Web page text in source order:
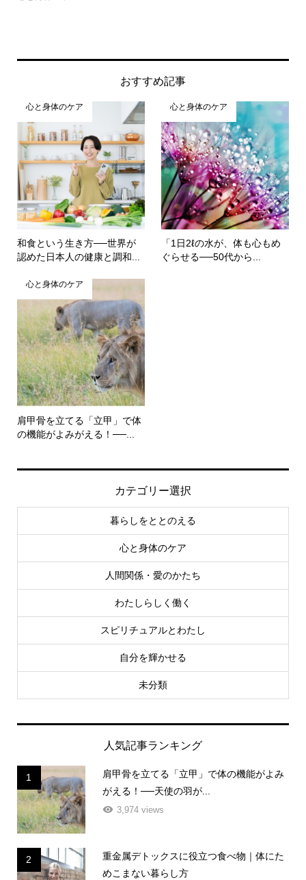
和食という生き方──世界が
認めた日本人の健康と調和...
「1日2ℓの水が、体も心もめ
ぐらせる──50代から...
肩甲骨を立てる「立甲」で体
の機能がよみがえる！──...
暮らしをととのえる
心と身体のケア
人間関係・愛のかたち
わたしらしく働く
スピリチュアルとわたし
自分を輝かせる
未分類
1
がえる！──天使の羽が...
3,974 views
2
めこまない暮らし方